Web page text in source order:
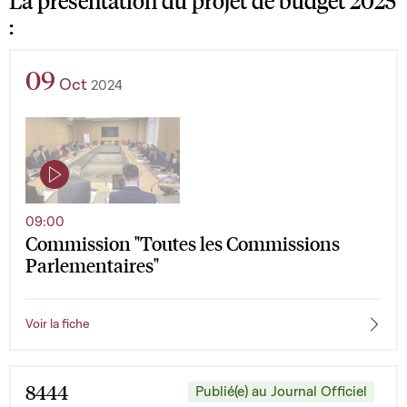
:
09 Oct 2024
Commission "Toutes les Commissions
Parlementaires"
09:00
Voir la fiche
8444 Publié(e) au Journal Officiel